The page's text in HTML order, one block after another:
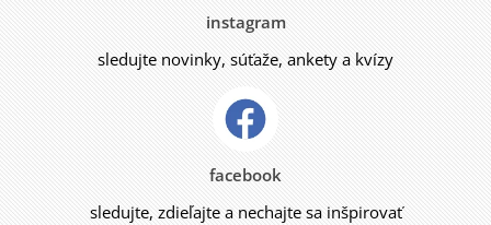
instagram
sledujte novinky, súťaže, ankety a kvízy
facebook
sledujte, zdieľajte a nechajte sa inšpirovať